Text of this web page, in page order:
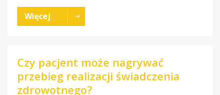
Więcej
Czy pacjent może nagrywać
przebieg realizacji świadczenia
zdrowotnego?